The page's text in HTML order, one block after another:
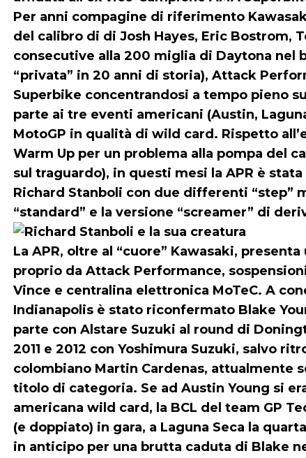
Per anni compagine di riferimento
del calibro di di Josh Hayes, Eric Bostrom,
consecutive alla 200 miglia di Daytona nel
“privata” in 20 anni di storia), Attack
Superbike concentrandosi a tempo pieno
parte ai tre eventi americani (Austin,
MotoGP in qualità di wild card. Rispetto
Warm Up per un problema alla pompa del
sul traguardo), in questi mesi la APR è
Richard Stanboli con due differenti “step”
“standard” e la versione “screamer” di
La APR, oltre al “cuore” Kawasaki,
proprio da Attack Performance,
Vince e centralina elettronica MoTeC. A
Indianapolis è stato riconfermato Blake
parte con Alstare Suzuki al round di
2011 e 2012 con Yoshimura Suzuki, salvo
colombiano Martin Cardenas, attualmente
titolo di categoria. Se ad Austin Young si
americana wild card, la BCL del team GP
(e doppiato) in gara, a Laguna Seca la
in anticipo per una brutta caduta di Blake